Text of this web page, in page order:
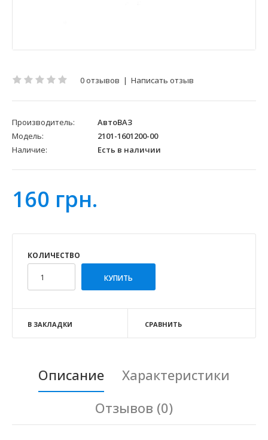
0 отзывов | Написать отзыв
Производитель:
АвтоВАЗ
Модель:
2101-1601200-00
Наличие:
Есть в наличии
160 грн.
КОЛИЧЕСТВО
В ЗАКЛАДКИ СРАВНИТЬ
Описание
Характеристики
Отзывов (0)